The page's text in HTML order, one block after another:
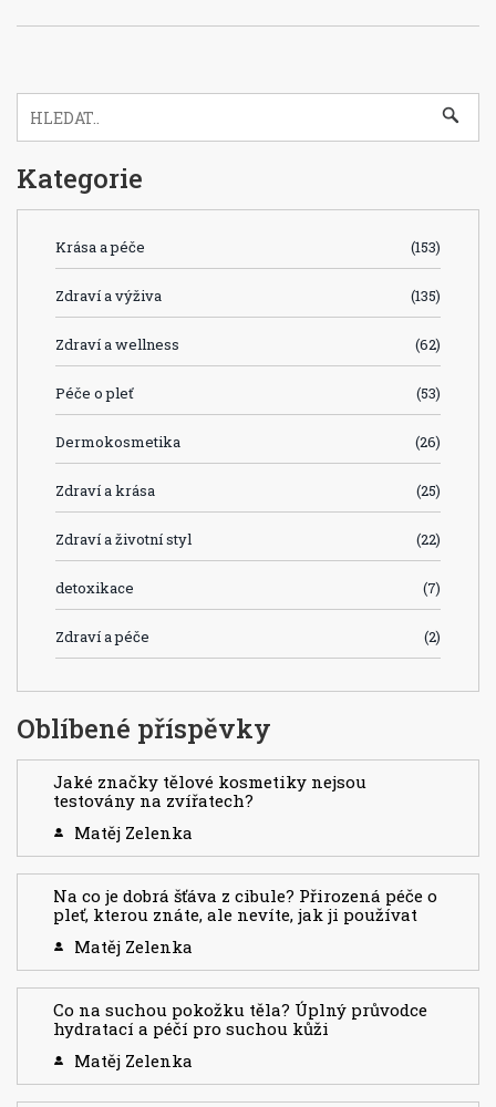
Kategorie
Krása a péče (153)
Zdraví a výživa (135)
Zdraví a wellness (62)
Péče o pleť (53)
Dermokosmetika (26)
Zdraví a krása (25)
Zdraví a životní styl (22)
detoxikace (7)
Zdraví a péče (2)
Oblíbené příspěvky
Jaké značky tělové kosmetiky nejsou
testovány na zvířatech?
Matěj Zelenka
Na co je dobrá šťáva z cibule? Přirozená péče o
pleť, kterou znáte, ale nevíte, jak ji používat
Matěj Zelenka
Co na suchou pokožku těla? Úplný průvodce
hydratací a péčí pro suchou kůži
Matěj Zelenka